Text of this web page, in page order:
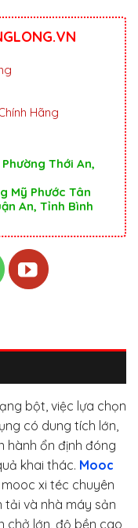
Hãng
Phường Thới An,
Mỹ Phước Tân
An, Tỉnh Bình
bột, việc lựa chọn
có dung tích lớn,
hành ổn định đóng
khai thác. Mooc
xi téc chuyên
tải và nhà máy sản
chở lớn, độ bền cao